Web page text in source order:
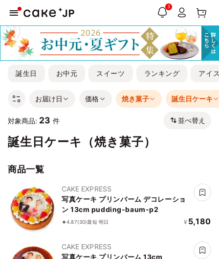
3
誕生日 お中元 スイーツ ランキング アイ
お届け日 価格 焼き菓子 誕生日ケーキ
対象商品: 23 件 並べ替え
誕生日ケーキ（焼き菓子）
商品一覧
CAKE EXPRESS
写真ケーキ プリンバーム デコレーショ
ン 13cm pudding-baum-p2
4.87(30)最短 明日 ¥ 5,180
CAKE EXPRESS
写真ケーキ プリンバーム 13cm